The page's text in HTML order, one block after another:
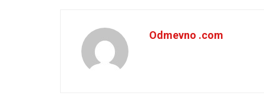
Odmevno .com